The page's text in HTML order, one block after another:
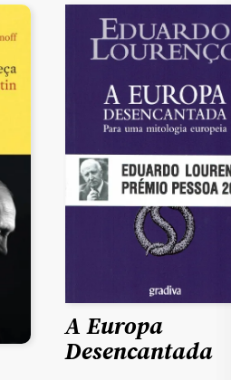
A Europa
Desencantada